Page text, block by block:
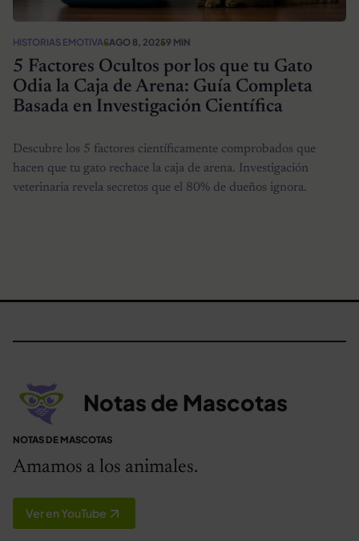
HISTORIAS EMOTIVASAGO 8, 20259 MIN
5 Factores Ocultos por los que tu Gato
Odia la Caja de Arena: Guía Completa
Basada en Investigación Científica
Descubre los 5 factores científicamente comprobados que
hacen que tu gato rechace la caja de arena. Investigación
veterinaria revela secretos que el 80% de dueños ignora.
Notas de Mascotas
NOTAS DE MASCOTAS
Amamos a los animales.
Ver en YouTube